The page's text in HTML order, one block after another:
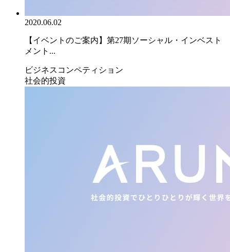
2020.06.02
【イベントのご案内】第27期ソーシャル・インベスト
メント...
ビジネスコンペティション
社会的投資